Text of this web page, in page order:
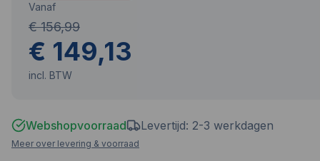
Vanaf
€ 156,99
€ 149,13
incl. BTW
Webshopvoorraad Levertijd: 2-3 werkdagen
Meer over levering & voorraad